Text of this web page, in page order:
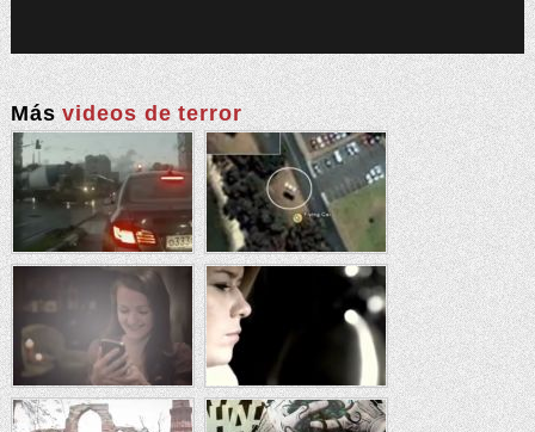
Másvideos de terror